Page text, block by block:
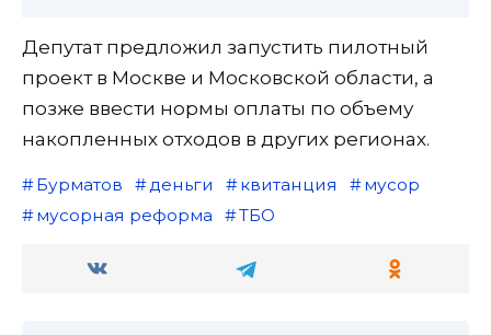
Депутат предложил запустить пилотный
проект в Москве и Московской области, а
позже ввести нормы оплаты по объему
накопленных отходов в других регионах.
Бурматов деньги квитанция
мусор
мусорная реформа
ТБО